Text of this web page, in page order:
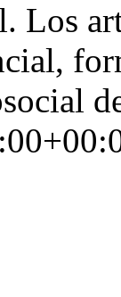
Los